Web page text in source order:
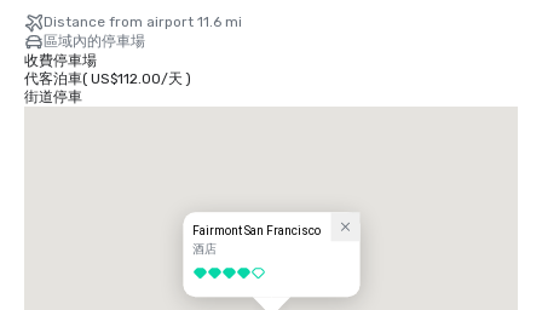
Distance from airport 11.6 mi
區域內的停車場
收費停車場
代客泊車( US$112.00/天 )
街道停車
Fairmont San Francisco
酒店
4/5